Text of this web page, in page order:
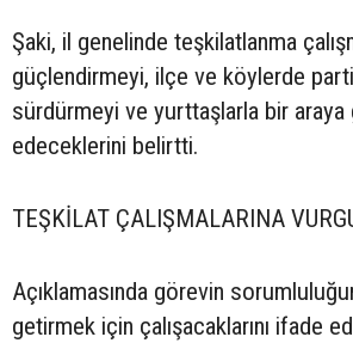
Şaki, il genelinde teşkilatlanma
güçlendirmeyi, ilçe ve köylerde
sürdürmeyi ve yurttaşlarla bir araya
edeceklerini belirtti.
TEŞKİLAT ÇALIŞMALARINA
Açıklamasında görevin
getirmek için çalışacaklarını ifade